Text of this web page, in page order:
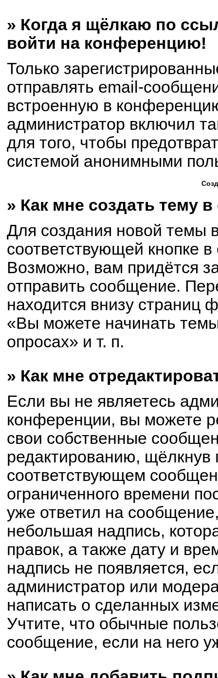
» Когда я щёлкаю по
войти на конференцию!
Только
отправлять email-
встроенную в
администратор включил
для того, чтобы
системой анонимными
» Как мне создать тему
Для создания новой темы
соответствующей кнопке
Возможно, вам придётся
отправить сообщение.
находится внизу
«Вы можете начинать
опросах» и т. п.
» Как мне
Если вы не являетесь
конференции, вы можете
свои собственные
редактированию, щёлкнув
соответствующем
ограниченного времени
уже ответил на
небольшая надпись,
правок, а также дату и
надпись не появляется,
администратор или
написать о сделанных
Учтите, что обычные
сообщение, если на него